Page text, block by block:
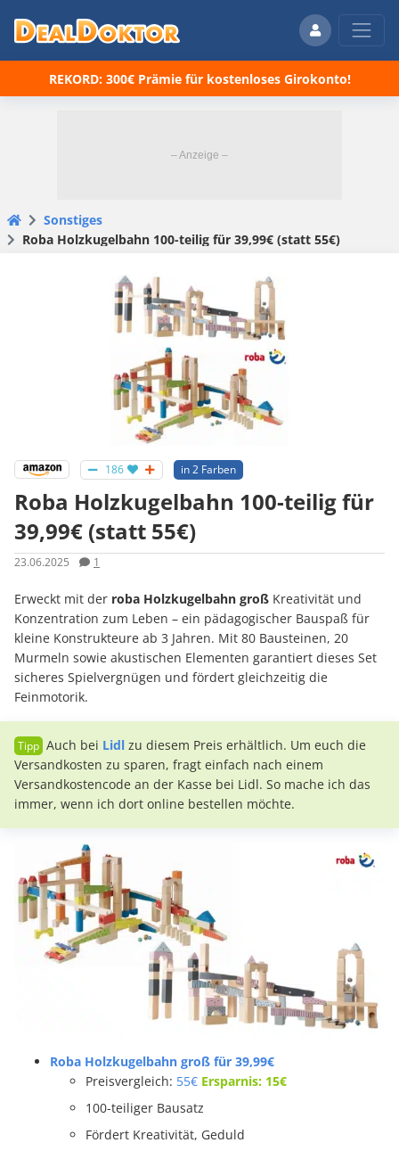
REKORD: 300€ Prämie für kostenloses Girokonto!
Sonstiges
Roba Holzkugelbahn 100-teilig für 39,99€ (statt 55€)
186 in 2 Farben
Roba Holzkugelbahn 100-teilig für
39,99€ (statt 55€)
23.06.2025 1
Erweckt mit der roba Holzkugelbahn groß Kreativität und
Konzentration zum Leben – ein pädagogischer Bauspaß für
kleine Konstrukteure ab 3 Jahren. Mit 80 Bausteinen, 20
Murmeln sowie akustischen Elementen garantiert dieses Set
sicheres Spielvergnügen und fördert gleichzeitig die
Feinmotorik.
Auch bei Lidl zu diesem Preis erhältlich. Um euch die
Versandkosten zu sparen, fragt einfach nach einem
Versandkostencode an der Kasse bei Lidl. So mache ich das
immer, wenn ich dort online bestellen möchte.
Roba Holzkugelbahn groß für 39,99€
Preisvergleich: 55€ Ersparnis: 15€
100-teiliger Bausatz
Fördert Kreativität, Geduld